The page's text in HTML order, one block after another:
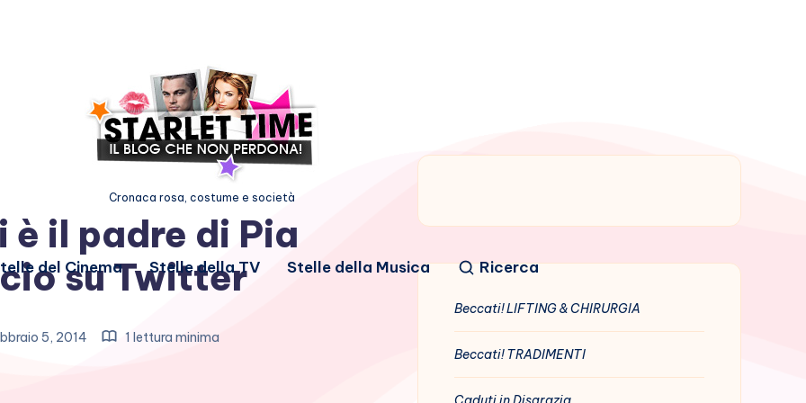
Cronaca rosa, costume e società
del Cinema Stelle della TV Stelle della Musica Ricerca
il padre di Pia
su Twitter
5, 2014 1 lettura minima
Beccati! LIFTING & CHIRURGIA
Beccati! TRADIMENTI